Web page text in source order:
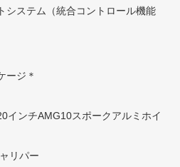
システム（統合コントロール機能
ージ＊
インチAMG10スポークアルミホイ
リパー